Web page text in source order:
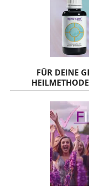
FÜR DEINE